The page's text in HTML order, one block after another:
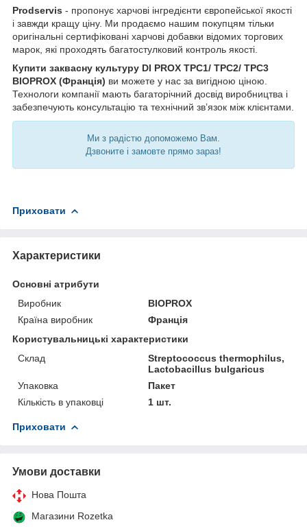
Prodservis - пропонує харчові інгредієнти європейської якості
і завжди кращу ціну. Ми продаємо нашим покупцям тільки
оригінальні сертифіковані харчові добавки відомих торгових
марок, які проходять багатостулковий контроль якості.
Купити заквасну культуру DI PROX ТРС1/ ТРС2/ ТРС3
BIOPROX (Франція) ви можете у нас за вигідною ціною.
Технологи компанії мають багаторічний досвід виробництва і
забезпечують консультацію та технічний зв’язок між клієнтами.
Ми з радістю допоможемо Вам.
Дзвоните і замовте прямо зараз!
Приховати
Характеристики
Основні атрибути
Виробник
BIOPROX
Країна виробник
Франція
Користувальницькі характеристики
Склад
Streptococcus thermophilus,
Lactobacillus bulgaricus
Упаковка
Пакет
Кількість в упаковці
1 шт.
Приховати
Умови доставки
Нова Пошта
Магазини Rozetka